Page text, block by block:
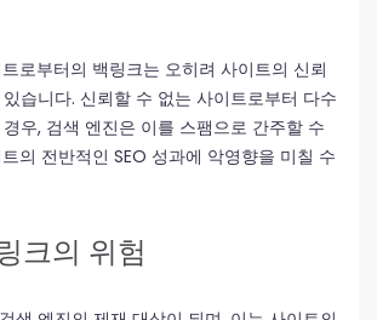
로부터의 백링크는 오히려 사이트의 신뢰
습니다. 신뢰할 수 없는 사이트로부터 다수
우, 검색 엔진은 이를 스팸으로 간주할 수
의 전반적인 SEO 성과에 악영향을 미칠 수
크의 위험